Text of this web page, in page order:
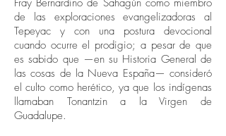
Fray Bernardino de Sahagún como miembro
de las exploraciones evangelizadoras al
Tepeyac y con una postura devocional
cuando ocurre el prodigio; a pesar de que
es sabido que —en su Historia General de
las cosas de la Nueva España— consideró
el culto como herético, ya que los indígenas
llamaban Tonantzin a la Virgen de
Guadalupe.